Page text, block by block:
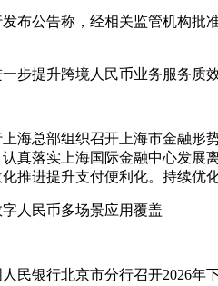
布公告称，经相关监管机构批
步提升跨境人民币业务服务质
海总部组织召开上海市金融形
真落实上海国际金融中心发展
推进提升支付便利化。持续优
人民币多场景应用覆盖
民银行北京市分行召开2026